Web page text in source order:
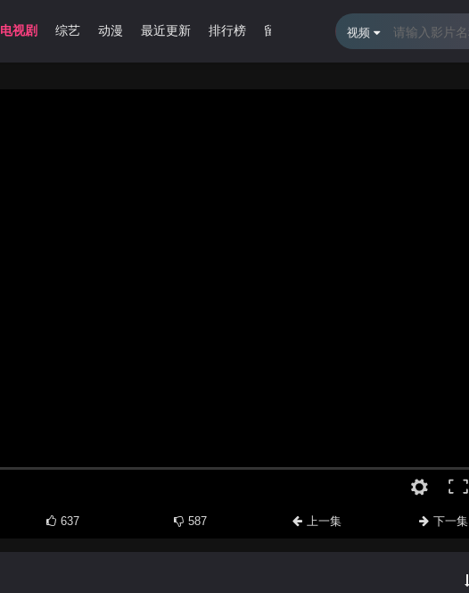
电视剧 综艺 动漫 最近更新 排行榜 留言报错 视频
637 587 上一集 下一集